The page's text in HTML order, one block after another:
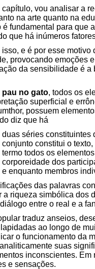
vou analisar a
na arte quanto na
fundamental para que
que há inúmeros
e é por esse
provocando emoções
da sensibilidade é
pau no gato, todos os
superficial e
possuem
diz que há
duas séries constituintes
conjunto constitui o
termo todos os
corporeidade dos
e enquanto membros
das palavras
a riqueza simbólica
entre o real e a
traduz anseios,
ao longo de
o funcionamento da
suas
inconscientes.
e sensações.